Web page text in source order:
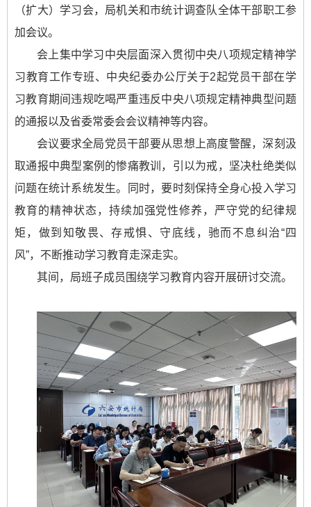
（扩大）学习会，局机关和市统计调查队全体干部职工参
加会议。
会上集中学习中央层面深入贯彻中央八项规定精神学
习教育工作专班、中央纪委办公厅关于2起党员干部在学
习教育期间违规吃喝严重违反中央八项规定精神典型问题
的通报以及省委常委会会议精神等内容。
会议要求全局党员干部要从思想上高度警醒，深刻汲
取通报中典型案例的惨痛教训，引以为戒，坚决杜绝类似
问题在统计系统发生。同时，要时刻保持全身心投入学习
教育的精神状态，持续加强党性修养，严守党的纪律规
矩，做到知敬畏、存戒惧、守底线，驰而不息纠治“四
风”，不断推动学习教育走深走实。
其间，局班子成员围绕学习教育内容开展研讨交流。